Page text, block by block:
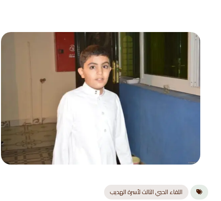
اللقاء الحبي الثالث لأسرة الهديب